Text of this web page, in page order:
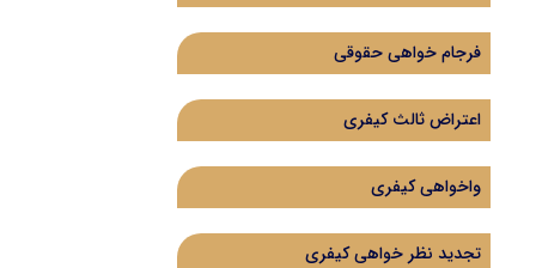
فرجام خواهی حقوقی
اعتراض ثالث کیفری
واخواهی کیفری
تجدید نظر خواهی کیفری